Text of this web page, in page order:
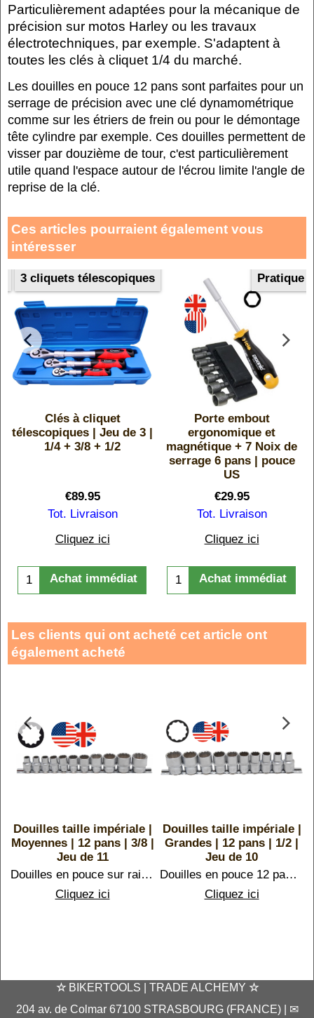
Particulièrement adaptées pour la mécanique de
précision sur motos Harley ou les travaux
électrotechniques, par exemple. S'adaptent à
toutes les clés à cliquet 1/4 du marché.
Les douilles en pouce 12 pans sont parfaites pour un
serrage de précision avec une clé dynamométrique
comme sur les étriers de frein ou pour le démontage
tête cylindre par exemple. Ces douilles permettent de
visser par douzième de tour, c'est particulièrement
utile quand l'espace autour de l'écrou limite l'angle de
reprise de la clé.
Ces articles pourraient également vous
intéresser
3 cliquets télescopiques
Clés à cliquet
télescopiques | Jeu de 3 |
1/4 + 3/8 + 1/2
€89.95
Tot. Livraison
Cliquez ici
Achat immédiat
Pratique
Porte embout
ergonomique et
magnétique + 7 Noix de
serrage 6 pans | pouce
US
€29.95
Tot. Livraison
Cliquez ici
Achat immédiat
Les clients qui ont acheté cet article ont
également acheté
Douilles taille impériale |
Moyennes | 12 pans | 3/8 |
Jeu de 11
Douilles en pouce sur rail 12 pans. Du 5/16 (7,93 mm) au 7/8 (22,22 mm)
Cliquez ici
Douilles taille impériale |
Grandes | 12 pans | 1/2 |
Jeu de 10
Douilles en pouce 12 pans sur rail. Du 3/8 (9,52 mm) au 15/16 (23,81 mm)
Cliquez ici
☆BIKERTOOLS | TRADE ALCHEMY ☆
204 av. de Colmar 67100 STRASBOURG (FRANCE) | ✉